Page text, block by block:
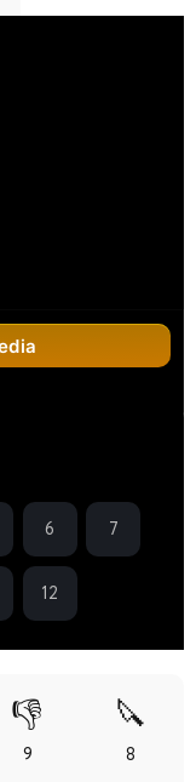
6 7
12
👎
9
🔪
8